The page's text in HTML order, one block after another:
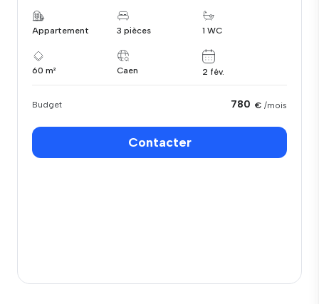
Appartement 3 pièces 1 WC
60 m² Caen 2 fév.
Budget 780 € /mois
Contacter